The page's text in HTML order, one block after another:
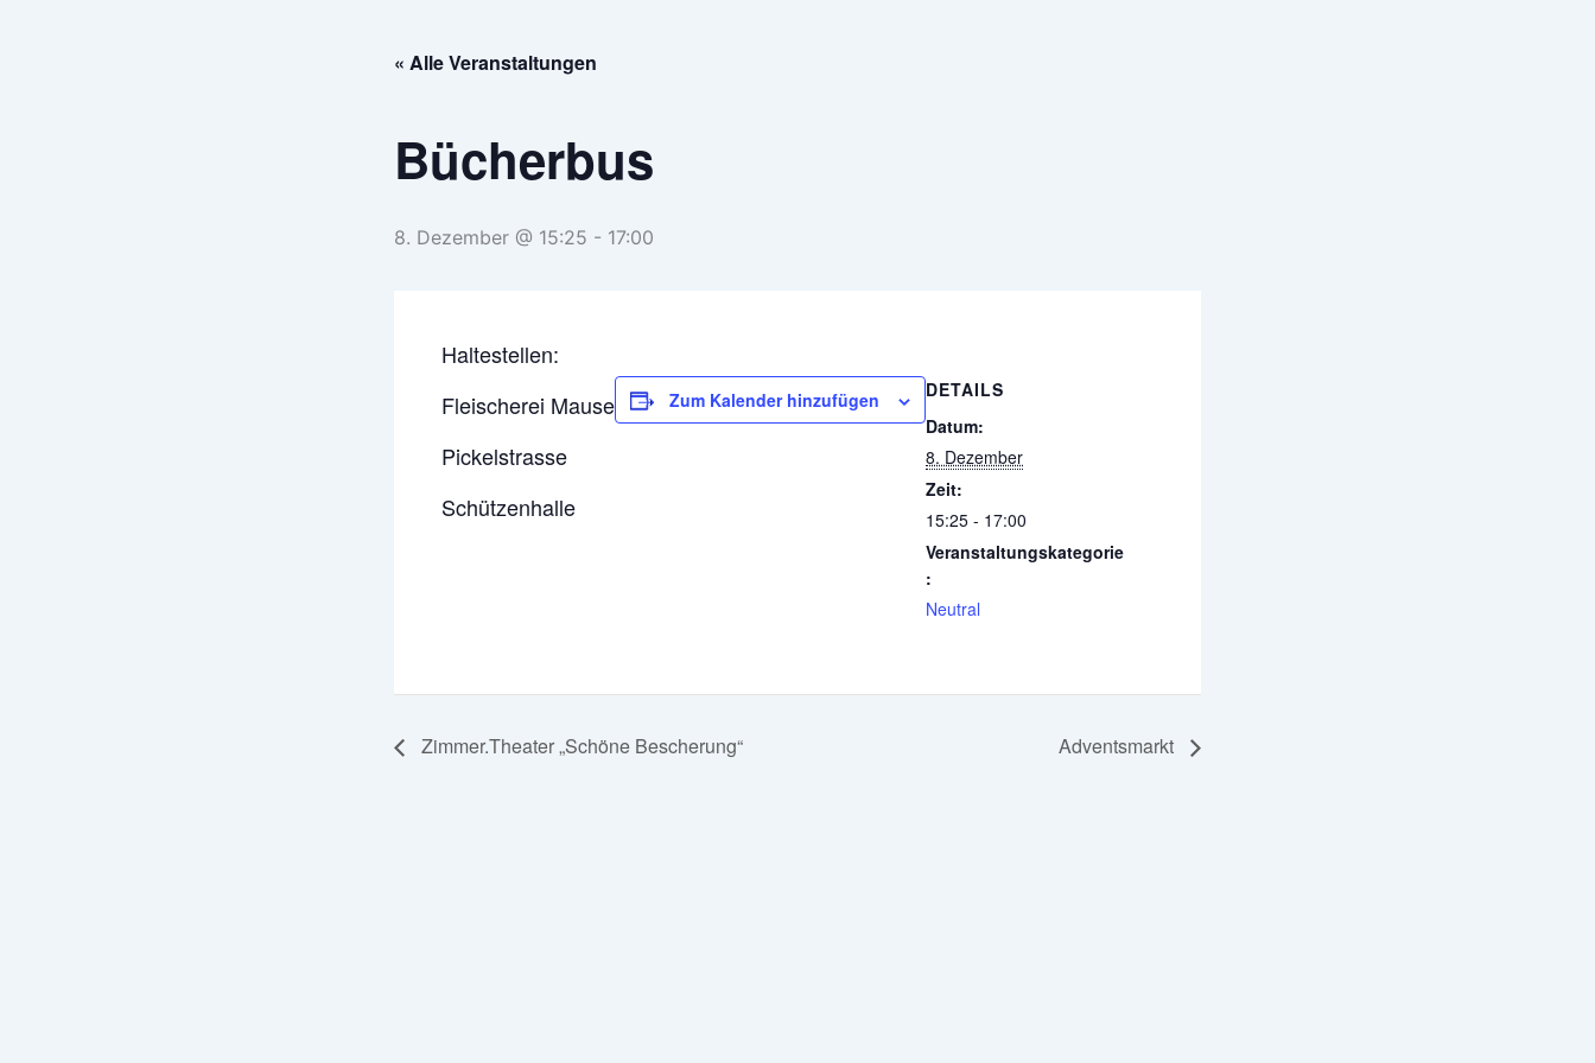
« Alle Veranstaltungen
Bücherbus
8. Dezember @ 15:25 - 17:00
Haltestellen:
Fleischerei Mause
Pickelstrasse
Schützenhalle
Zum Kalender hinzufügen
DETAILS
Datum:
8. Dezember
Zeit:
15:25 - 17:00
Veranstaltungskategorie
:
Neutral
Zimmer.Theater „Schöne Bescherung“ Adventsmarkt